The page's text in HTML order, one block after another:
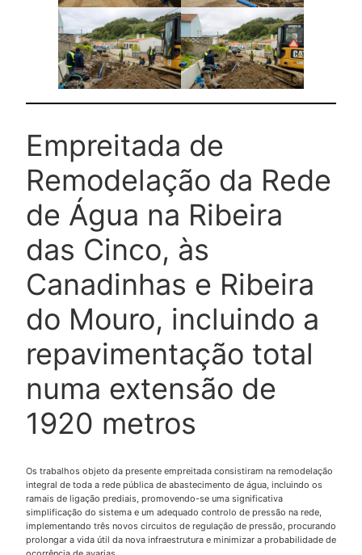
Empreitada de
Remodelação da Rede
de Água na Ribeira
das Cinco, às
Canadinhas e Ribeira
do Mouro, incluindo a
repavimentação total
numa extensão de
1920 metros
Os trabalhos objeto da presente empreitada consistiram na remodelação
integral de toda a rede pública de abastecimento de água, incluindo os
ramais de ligação prediais, promovendo-se uma significativa
simplificação do sistema e um adequado controlo de pressão na rede,
implementando três novos circuitos de regulação de pressão, procurando
prolongar a vida útil da nova infraestrutura e minimizar a probabilidade de